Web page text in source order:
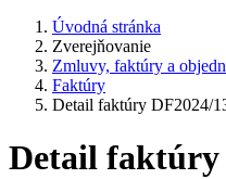
Úvodná stránka
Zverejňovanie
Zmluvy, faktúry a
Faktúry
Detail faktúry DF2024/
Detail faktúry